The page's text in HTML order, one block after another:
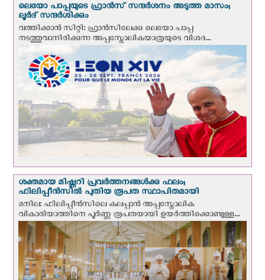
ലെയോ പാപ്പയുടെ ഫ്രാന്‍സ് സന്ദര്‍ശനം അടുത്ത മാസം;
ലൂര്‍ദ് സന്ദര്‍ശിക്കും
വത്തിക്കാന്‍ സിറ്റി: ഫ്രാൻസിലേക്കു ലെയോ പാപ്പ
നടത്തുവാനിരിക്കുന്ന അപ്പസ്തോലികയാത്രയുടെ വിശദ...
ശക്തമായ മിഷ്ണറി പ്രവർത്തനങ്ങൾക്കു ഫലം;
ഫിലിപ്പീൻസിൽ പുതിയ രൂപത സ്ഥാപിതമായി
മനില: ഫിലിപ്പീൻസിലെ കലപ്പാൻ അപ്പസ്തോലിക
വികാരിയാത്തിനെ പൂർണ്ണ രൂപതയായി ഉയർത്തിക്കൊണ്ടുള്ള...